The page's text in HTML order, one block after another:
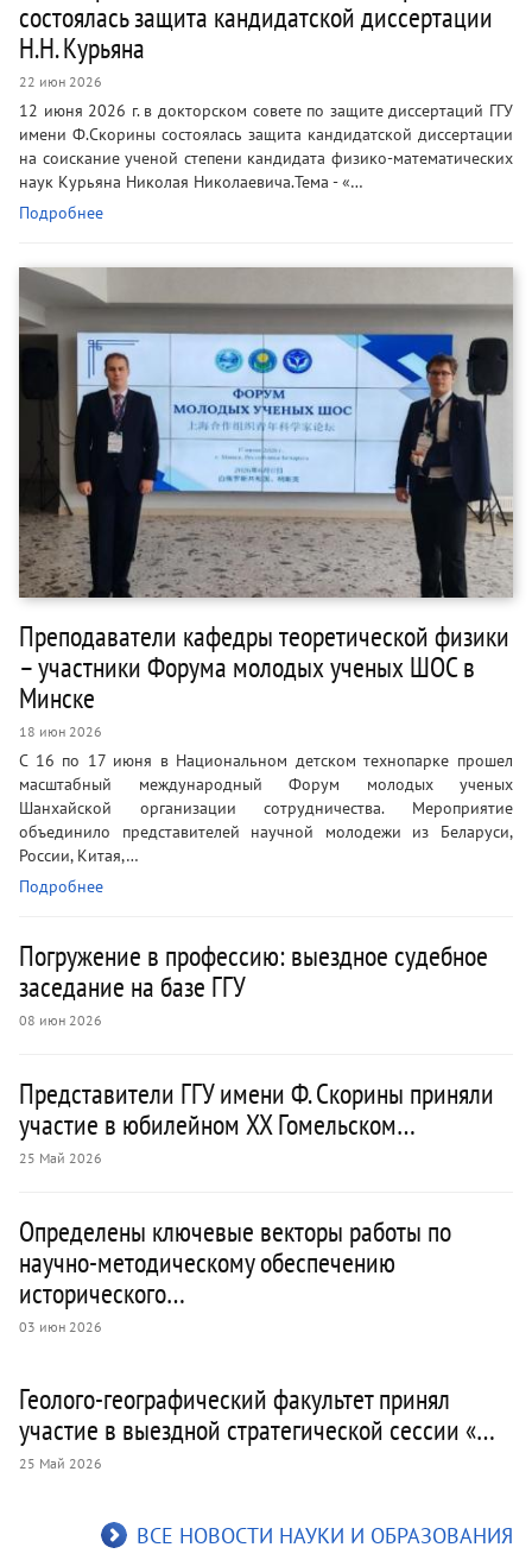
состоялась защита кандидатской диссертации
Н.Н. Курьяна
22 июн 2026
12 июня 2026 г. в докторском совете по защите диссертаций ГГУ
имени Ф.Скорины состоялась защита кандидатской диссертации
на соискание ученой степени кандидата физико-математических
наук Курьяна Николая Николаевича.Тема - «…
Подробнее
Преподаватели кафедры теоретической физики
– участники Форума молодых ученых ШОС в
Минске
18 июн 2026
С 16 по 17 июня в Национальном детском технопарке прошел
масштабный международный Форум молодых ученых
Шанхайской организации сотрудничества. Мероприятие
объединило представителей научной молодежи из Беларуси,
России, Китая,…
Подробнее
Погружение в профессию: выездное судебное
заседание на базе ГГУ
08 июн 2026
Определены ключевые векторы работы по
научно-методическому обеспечению
исторического…
03 июн 2026
Представители ГГУ имени Ф. Скорины приняли
участие в юбилейном XX Гомельском…
25 Май 2026
Геолого-географический факультет принял
участие в выездной стратегической сессии «…
25 Май 2026
ВСЕ НОВОСТИ НАУКИ И ОБРАЗОВАНИЯ